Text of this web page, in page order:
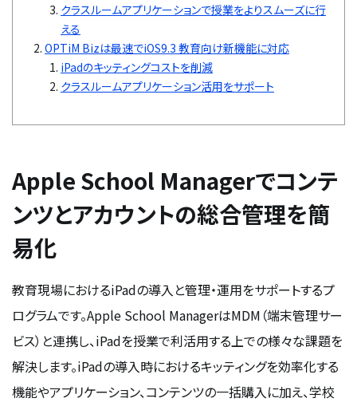
クラスルームアプリケーションで授業をよりスムーズに行
える
OPTiM Bizは最速でiOS9.3 教育向け新機能に対応
iPadのキッティングコストを削減
クラスルームアプリケーション活用をサポート
Apple School Managerでコンテ
ンツとアカウントの総合管理を簡
易化
教育現場におけるiPadの導入と管理・運用をサポートするプ
ログラムです。Apple School ManagerはMDM（端末管理サー
ビス）と連携し、iPadを授業で利活用する上での様々な課題を
解決します。iPadの導入時におけるキッティングを効率化する
機能やアプリケーション、コンテンツの一括購入に加え、学校